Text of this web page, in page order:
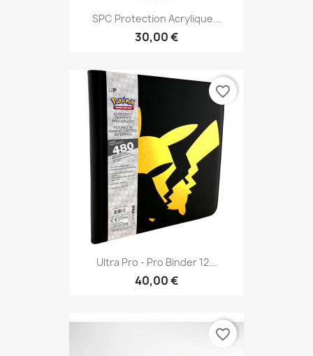
SPC Protection Acrylique...
30,00 €
Ultra Pro - Pro Binder 12...
40,00 €
favorite_border
favorite_border